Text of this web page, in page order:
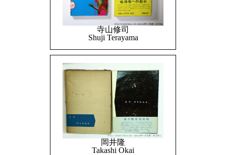
寺山修司
Shuji Terayama
岡井隆
Takashi Okai